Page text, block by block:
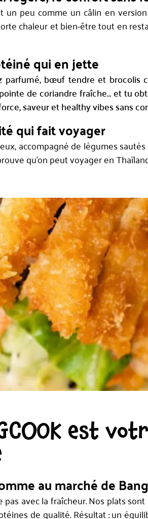
un peu comme un câlin en
chaleur et bien-être tout en
qui en jette
bœuf tendre et brocolis
de coriandre fraîche… et tu
saveur et healthy vibes sans
qui fait voyager
accompagné de légumes
qu’on peut voyager en
est
au marché de
pas avec la fraîcheur. Nos plats
de qualité. Résultat : un